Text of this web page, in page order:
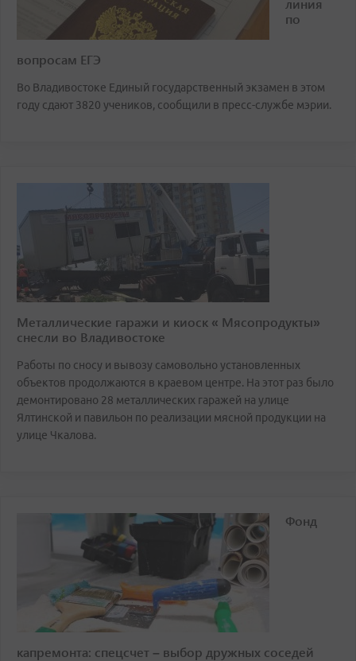
по
вопросам ЕГЭ
Во Владивостоке Единый государственный экзамен в этом
году сдают 3820 учеников, сообщили в пресс-службе мэрии.
Металлические гаражи и киоск « Мясопродукты»
снесли во Владивостоке
Работы по сносу и вывозу самовольно установленных
объектов продолжаются в краевом центре. На этот раз было
демонтировано 28 металлических гаражей на улице
Ялтинской и павильон по реализации мясной продукции на
улице Чкалова.
Фонд
капремонта: спецсчет – выбор дружных соседей